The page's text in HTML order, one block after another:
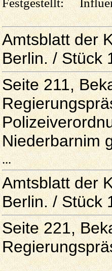
Festgestellt:
Amtsblatt der
Berlin. / Stück
Seite 211,
Niederbarnim
...
Amtsblatt der
Berlin. / Stück
Seite 221,